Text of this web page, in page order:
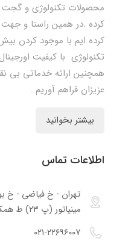
محصولات تکنولوژی و
کرده .در همین راستا و
تکنولوژی با کیفیت
همچنین ارائه خدماتی بی
عزیزان فراهم آوریم .
بیشتر بخوانید
اطلاعات تماس
تهران - خ فیاضی - خ
مینیاتور (پ ۲۳) ط همکف واحد ۶
۰۲۱-۲۲۶۹۶۰۰۷